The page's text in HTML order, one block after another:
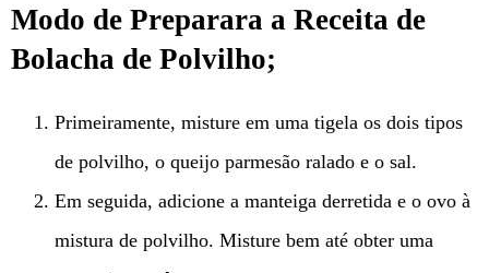
Modo de Preparara a Receita de
Bolacha de Polvilho;
Primeiramente, misture em uma tigela os dois tipos
de polvilho, o queijo parmesão ralado e o sal.
Em seguida, adicione a manteiga derretida e o ovo à
mistura de polvilho. Misture bem até obter uma